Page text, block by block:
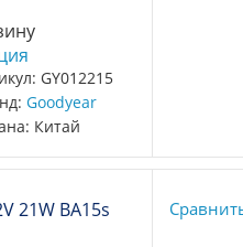
GY012215
Goodyear
Китай
21W BA15s